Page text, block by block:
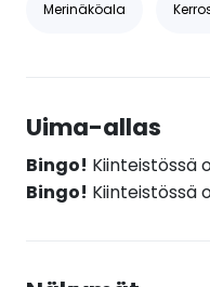
Merinäköala
Uima-allas
Bingo! Kiinteistössä
Bingo! Kiinteistössä